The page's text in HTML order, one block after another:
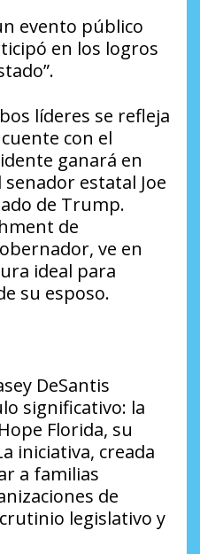
evento público
en los logros
líderes se refleja
con el
ganará en
senador estatal Joe
de Trump.
de
ve en
ideal para
su esposo.
DeSantis
significativo: la
Florida, su
iniciativa, creada
a familias
de
legislativo y